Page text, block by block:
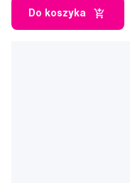
Do koszyka